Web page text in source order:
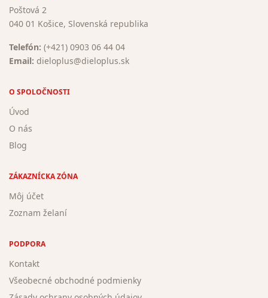
Poštová 2
040 01 Košice, Slovenská republika
Telefón: (+421) 0903 06 44 04
Email: dieloplus@dieloplus.sk
O SPOLOČNOSTI
Úvod
O nás
Blog
ZÁKAZNÍCKA ZÓNA
Môj účet
Zoznam želaní
PODPORA
Kontakt
Všeobecné obchodné podmienky